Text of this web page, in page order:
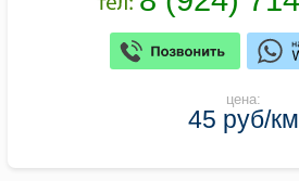
цена:
45 руб/км